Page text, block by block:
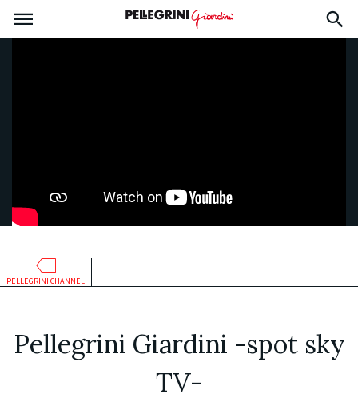
PELLEGRINI CHANNEL
Pellegrini Giardini -spot sky
TV-